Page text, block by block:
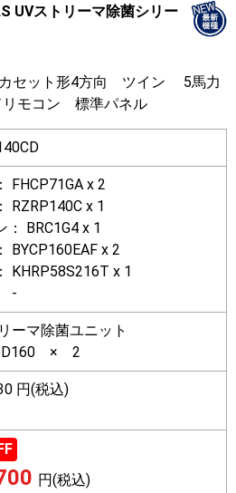
UVストリーマ除菌シリー
セット形4方向 ツイン 5馬力
モコン 標準パネル
FHCP71GA x 2
RZRP140C x 1
： BRC1G4 x 1
BYCP160EAF x 2
KHRP58S216T x 1
ーマ除菌ユニット
× 2
円(税込)
円(税込)